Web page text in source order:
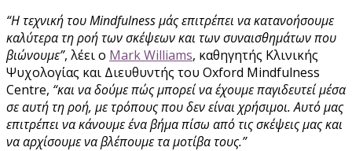
“Η τεχνική του Mindfulness μάς επιτρέπει να κατανοήσουμε
καλύτερα τη ροή των σκέψεων και των συναισθημάτων που
βιώνουμε”, λέει ο Mark Williams, καθηγητής Κλινικής
Ψυχολογίας και Διευθυντής του Oxford Mindfulness
Centre, “και να δούμε πώς μπορεί να έχουμε παγιδευτεί μέσα
σε αυτή τη ροή, με τρόπους που δεν είναι χρήσιμοι. Αυτό μας
επιτρέπει να κάνουμε ένα βήμα πίσω από τις σκέψεις μας και
να αρχίσουμε να βλέπουμε τα μοτίβα τους.”